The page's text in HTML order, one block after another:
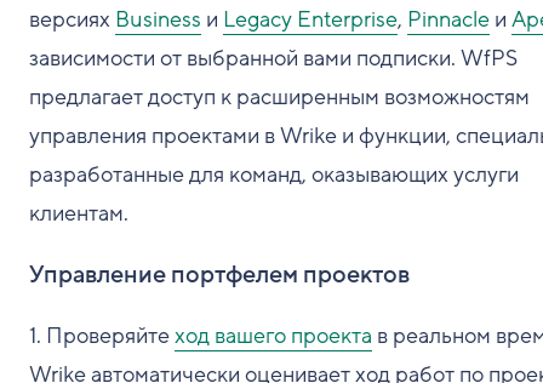
версиях Business и Legacy Enterprise, Pinnacle и
зависимости от выбранной вами подписки. WfPS
предлагает доступ к расширенным возможностям
управления проектами в Wrike и функции,
разработанные для команд, оказывающих услуги
клиентам.
Управление портфелем проектов
1. Проверяйтеход вашего проекта в реальном
Wrike автоматически оценивает ход работ по